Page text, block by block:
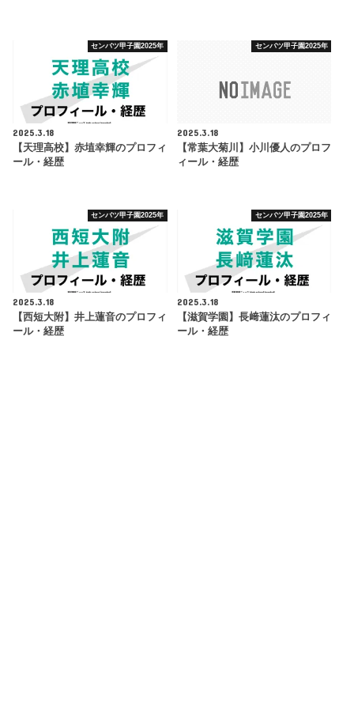
センバツ甲子園2025年
2025.3.18
【天理高校】赤埴幸輝のプロフィ
ール・経歴
センバツ甲子園2025年
2025.3.18
【常葉大菊川】小川優人のプロフ
ィール・経歴
センバツ甲子園2025年
2025.3.18
【西短大附】井上蓮音のプロフィ
ール・経歴
センバツ甲子園2025年
2025.3.18
【滋賀学園】長﨑蓮汰のプロフィ
ール・経歴